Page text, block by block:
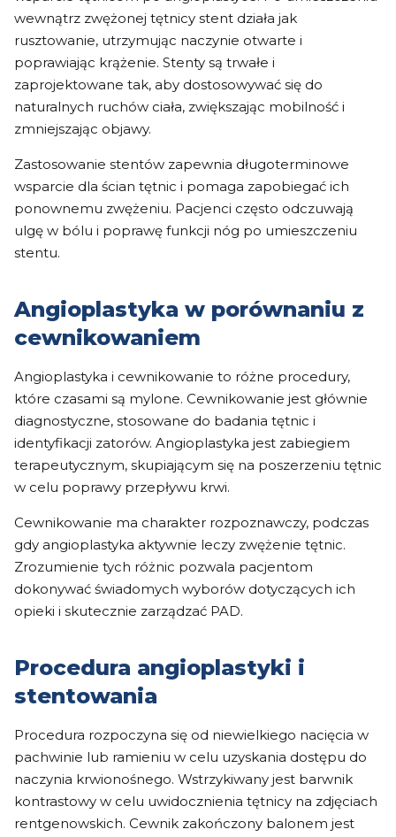
wewnątrz zwężonej tętnicy stent działa jak
rusztowanie, utrzymując naczynie otwarte i
poprawiając krążenie. Stenty są trwałe i
zaprojektowane tak, aby dostosowywać się do
naturalnych ruchów ciała, zwiększając mobilność i
zmniejszając objawy.
Zastosowanie stentów zapewnia długoterminowe
wsparcie dla ścian tętnic i pomaga zapobiegać ich
ponownemu zwężeniu. Pacjenci często odczuwają
ulgę w bólu i poprawę funkcji nóg po umieszczeniu
stentu.
Angioplastyka w porównaniu z
cewnikowaniem
Angioplastyka i cewnikowanie to różne procedury,
które czasami są mylone. Cewnikowanie jest głównie
diagnostyczne, stosowane do badania tętnic i
identyfikacji zatorów. Angioplastyka jest zabiegiem
terapeutycznym, skupiającym się na poszerzeniu tętnic
w celu poprawy przepływu krwi.
Cewnikowanie ma charakter rozpoznawczy, podczas
gdy angioplastyka aktywnie leczy zwężenie tętnic.
Zrozumienie tych różnic pozwala pacjentom
dokonywać świadomych wyborów dotyczących ich
opieki i skutecznie zarządzać PAD.
Procedura angioplastyki i
stentowania
Procedura rozpoczyna się od niewielkiego nacięcia w
pachwinie lub ramieniu w celu uzyskania dostępu do
naczynia krwionośnego. Wstrzykiwany jest barwnik
kontrastowy w celu uwidocznienia tętnicy na zdjęciach
rentgenowskich. Cewnik zakończony balonem jest